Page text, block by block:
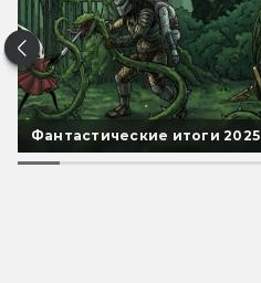
Фантастические итоги 2025